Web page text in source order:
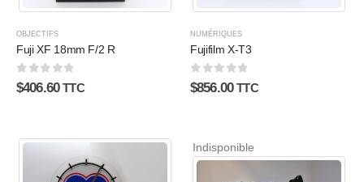
OBJECTIFS
Fuji XF 18mm F/2 R
0sur 5
$406.60 TTC
NUMÉRIQUES
Fujifilm X-T3
0sur 5
$856.00 TTC
Indisponible